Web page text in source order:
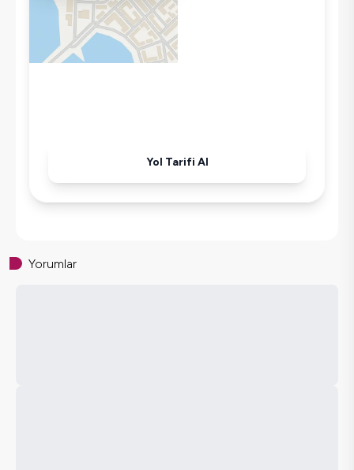
Tost Makinesi
Mikrodalga
Kettle
Yol Tarifi Al
Yorumlar